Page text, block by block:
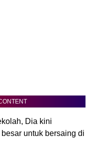
Dia kini
untuk bersaing di